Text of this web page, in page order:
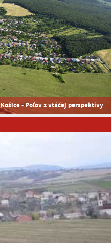
Košice - Poľov z vtáčej perspektívy